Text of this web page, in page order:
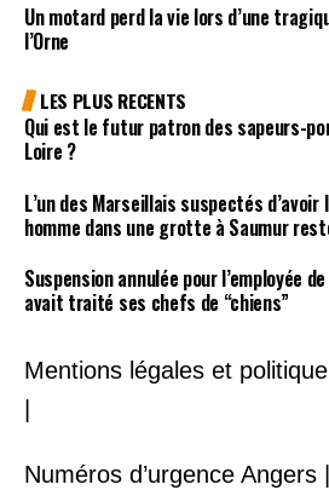
Un motard perd la vie lors d’une
l’Orne
LES PLUS RECENTS
Qui est le futur patron des sapeurs-
Loire ?
L’un des Marseillais suspectés
homme dans une grotte à Saumur
Suspension annulée pour l’employée
avait traité ses chefs de “chiens”
Mentions légales et
Numéros d’urgence Angers |